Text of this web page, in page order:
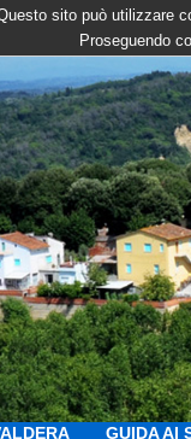
sito può utilizzare
Proseguendo
GUIDA AI